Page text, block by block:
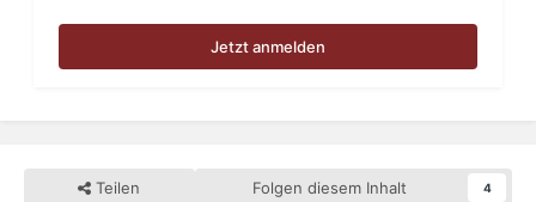
Jetzt anmelden
Teilen Folgen diesem Inhalt 4